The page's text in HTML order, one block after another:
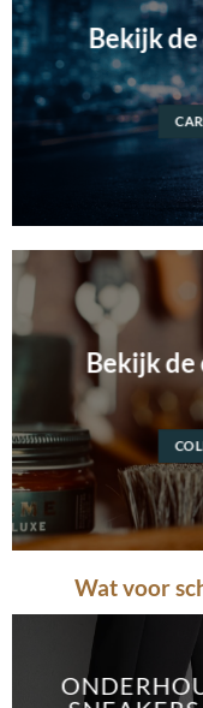
Bekijk
Bekijk
Wat voor